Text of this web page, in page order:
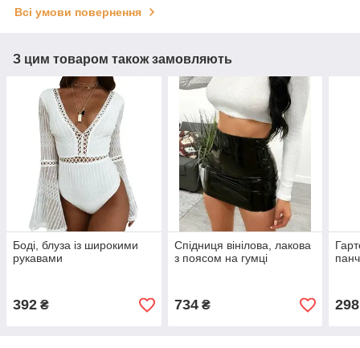
Всі умови повернення
З цим товаром також замовляють
Боді, блуза із широкими
рукавами
392 ₴
Спідниця вінілова, лакова
з поясом на гумці
734₴ 298